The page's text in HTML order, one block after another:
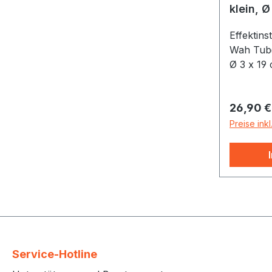
klein, Ø
Wah
Ø 3 x 19
26,90 €
Preise
Service-Hotline